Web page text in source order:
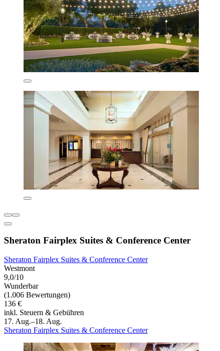
Sheraton Fairplex Suites & Conference Center
Sheraton Fairplex Suites & Conference Center
Westmont
9,0/10
Wunderbar
(1.006 Bewertungen)
136 €
inkl. Steuern & Gebühren
17. Aug.–18. Aug.
Sheraton Fairplex Suites & Conference Center